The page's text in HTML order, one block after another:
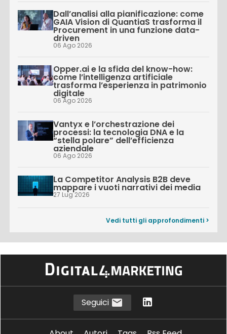
Dall’analisi alla pianificazione: come
GAIA Vision di QuantiaS trasforma il
Procurement in una funzione data-
driven
06 Ago 2026
Opper.ai e la sfida del know-how:
come l’intelligenza artificiale
trasforma l’esperienza in patrimonio
digitale
06 Ago 2026
Vantyx e l’orchestrazione dei
processi: la tecnologia DNA e la
“stella polare” dell’efficienza
aziendale
06 Ago 2026
La Competitor Analysis B2B deve
mappare i vuoti narrativi dei media
27 Lug 2026
Vedi tutti gli approfondimenti >
Seguici